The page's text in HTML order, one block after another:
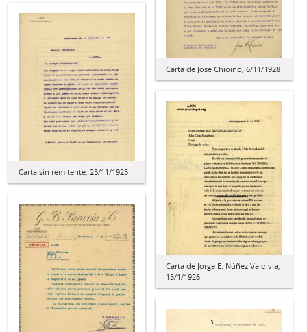
Carta de José Chioino, 6/11/1928
Carta sin remitente, 25/11/1925
Carta de Jorge E. Núñez Valdivia,
15/1/1926